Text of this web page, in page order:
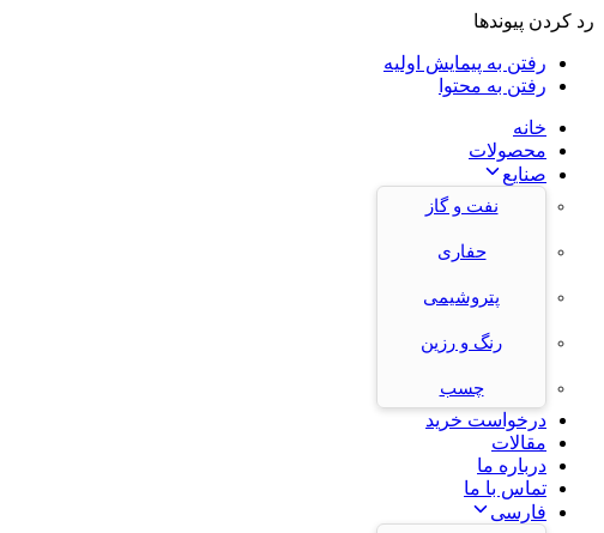
رد کردن پیوندها
رفتن به پیمایش اولیه
رفتن به محتوا
خانه
محصولات
صنایع
نفت و گاز
حفاری
پتروشیمی
رنگ و رزین
چسب
درخواست خرید
مقالات
درباره ما
تماس با ما
فارسی